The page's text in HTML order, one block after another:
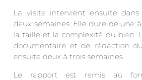
La visite intervient ensuite
deux semaines. Elle dure de une
la taille et la complexité du bien.
documentaire et de rédaction
ensuite deux à trois semaines.
Le rapport est remis au